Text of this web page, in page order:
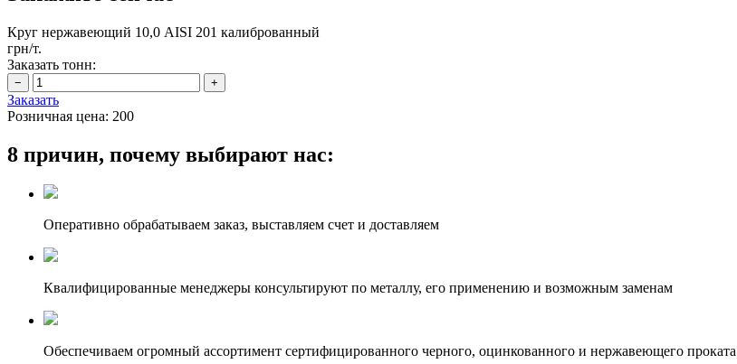
Круг нержавеющий 10,0 АІSI 201 калиброванный
грн/т.
Заказать тонн:
Заказать
Розничная цена: 200
8 причин, почему выбирают нас:
Оперативно обрабатываем заказ, выставляем счет и доставляем
Квалифицированные менеджеры консультируют по металлу, его применению и возможным заменам
Обеспечиваем огромный ассортимент сертифицированного черного, оцинкованного и нержавеющего проката